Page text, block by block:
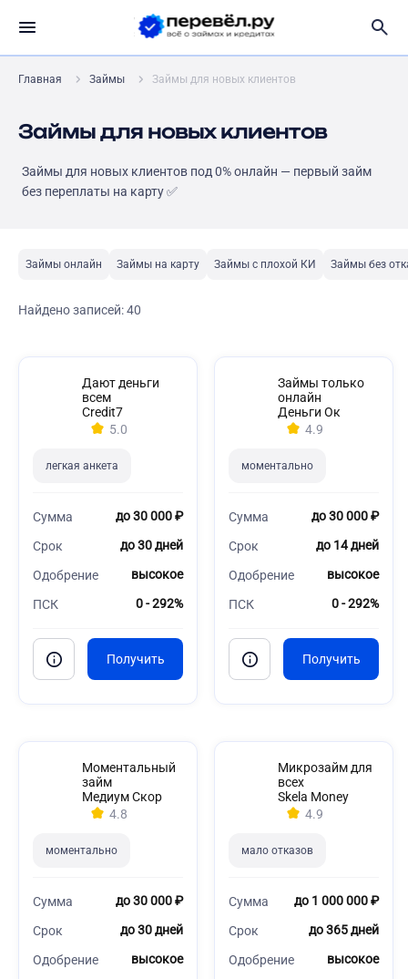
Главная Займы Займы для новых клиентов
Займы для новых клиентов
Займы для новых клиентов под 0% онлайн — первый займ
без переплаты на карту ✅
Займы онлайн Займы на карту Займы с плохой КИ Займы без
Найдено записей:40
Дают деньги
всем
Credit7
5.0
легкая анкета
Сумма до 30 000 ₽
Срок до 30 дней
Одобрение высокое
ПСК 0 - 292%
Займы только
онлайн
Деньги Ок
4.9
моментально
Сумма до 30 000 ₽
Срок до 14 дней
Одобрение высокое
ПСК 0 - 292%
Моментальный
займ
Медиум Скор
4.8
моментально
Сумма до 30 000 ₽
Срок до 30 дней
Одобрение высокое
Микрозайм для
всех
Skela Money
4.9
мало отказов
Сумма до 1 000 000 ₽
Срок до 365 дней
Одобрение высокое